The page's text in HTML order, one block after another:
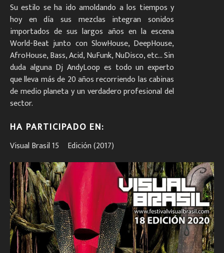
Su estilo se ha ido amoldando a los tiempos y
hoy en día sus mezclas integran sonidos
importados de sus largos años en la escena
World-Beat junto con SlowHouse, DeepHouse,
AfroHouse, Bass, Acid, NuFunk, NuDisco, etc... Sin
duda alguna Dj AndyLoop es todo un experto
que lleva más de 20 años recorriendo las cabinas
de medio planeta y un verdadero profesional del
sector.
HA PARTICIPADO EN:
Visual Brasil 15º Edición (2017)